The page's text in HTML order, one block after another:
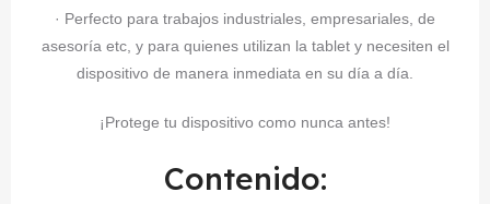
· Perfecto para trabajos industriales, empresariales, de
asesoría etc, y para quienes utilizan la tablet y necesiten el
dispositivo de manera inmediata en su día a día.
¡Protege tu dispositivo como nunca antes!
Contenido: